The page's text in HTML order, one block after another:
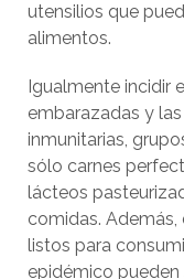
utensilios que
alimentos.
Igualmente incidir
embarazadas y
inmunitarias,
sólo carnes
lácteos
comidas.
listos para
epidémico